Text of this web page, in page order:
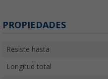
PROPIEDADES
Resiste hasta
Longitud total